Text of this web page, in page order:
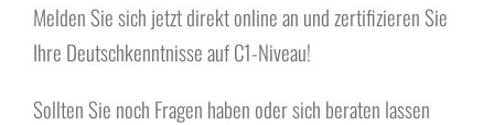
Melden Sie sich jetzt direkt online an und zertifizieren Sie
Ihre Deutschkenntnisse auf C1-Niveau!
Sollten Sie noch Fragen haben oder sich beraten lassen